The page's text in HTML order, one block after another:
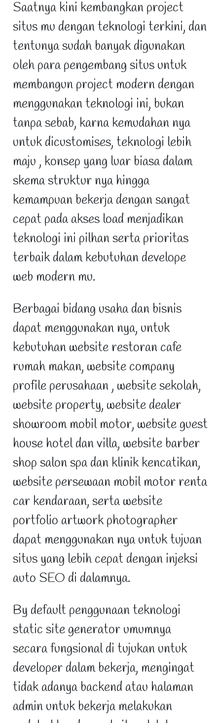
Saatnya kini kembangkan project
situs mu dengan teknologi terkini, dan
tentunya sudah banyak digunakan
oleh para pengembang situs untuk
membangun project modern dengan
menggunakan teknologi ini, bukan
tanpa sebab, karna kemudahan nya
untuk dicustomises, teknologi lebih
maju , konsep yang luar biasa dalam
skema struktur nya hingga
kemampuan bekerja dengan sangat
cepat pada akses load menjadikan
teknologi ini pilhan serta prioritas
terbaik dalam kebutuhan develope
web modern mu.
Berbagai bidang usaha dan bisnis
dapat menggunakan nya, untuk
kebutuhan website restoran cafe
rumah makan, website company
profile perusahaan , website sekolah,
website property, website dealer
showroom mobil motor, website guest
house hotel dan villa, website barber
shop salon spa dan klinik kencatikan,
website persewaan mobil motor renta
car kendaraan, serta website
portfolio artwork photographer
dapat menggunakan nya untuk tujuan
situs yang lebih cepat dengan injeksi
auto SEO di dalamnya.
By default penggunaan teknologi
static site generator umumnya
secara fungsional di tujukan untuk
developer dalam bekerja, mengingat
tidak adanya backend atau halaman
admin untuk bekerja melakukan